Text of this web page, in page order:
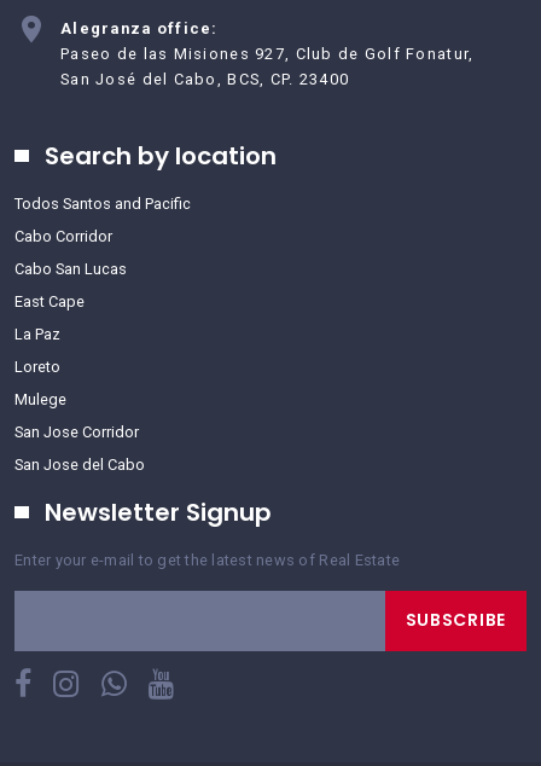
Alegranza office:
Paseo de las Misiones 927, Club de Golf Fonatur,
San José del Cabo, BCS, CP. 23400
Search by location
Todos Santos and Pacific
Cabo Corridor
Cabo San Lucas
East Cape
La Paz
Loreto
Mulege
San Jose Corridor
San Jose del Cabo
Newsletter Signup
Enter your e-mail to get the latest news of Real Estate
SUBSCRIBE